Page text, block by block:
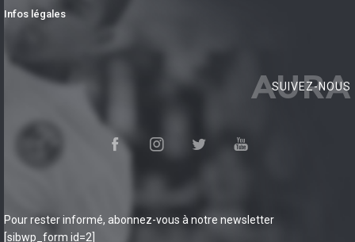
Infos légales
AURA
SUIVEZ-NOUS
Pour rester informé, abonnez-vous à notre newsletter
[sibwp_form id=2]